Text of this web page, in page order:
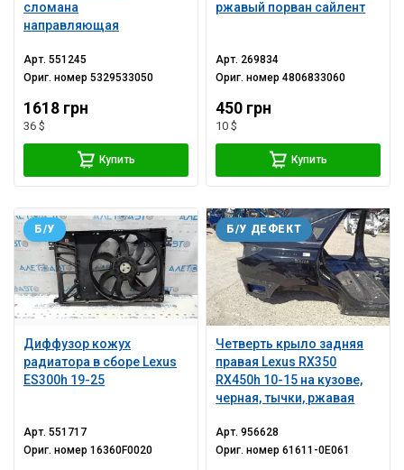
сломана
направляющая
Арт.551245
Ориг. номер5329533050
1618 грн
36 $
Купить
ржавый порван сайлент
Арт. 269834
Ориг. номер4806833060
450 грн
10 $
Купить
Диффузор кожух
радиатора в сборе Lexus
ES300h 19-25
Б/У
Арт.551717
Ориг. номер16360F0020
Четверть крыло задняя
правая Lexus RX350
RX450h 10-15 на кузове,
черная, тычки, ржавая
Б/У ДЕФЕКТ
Арт.956628
Ориг. номер61611-0E061